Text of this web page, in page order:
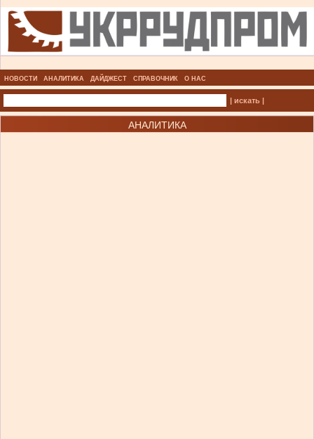
НОВОСТИ АНАЛИТИКА ДАЙДЖЕСТ СПРАВОЧНИК О НАС
| искать |
АНАЛИТИКА